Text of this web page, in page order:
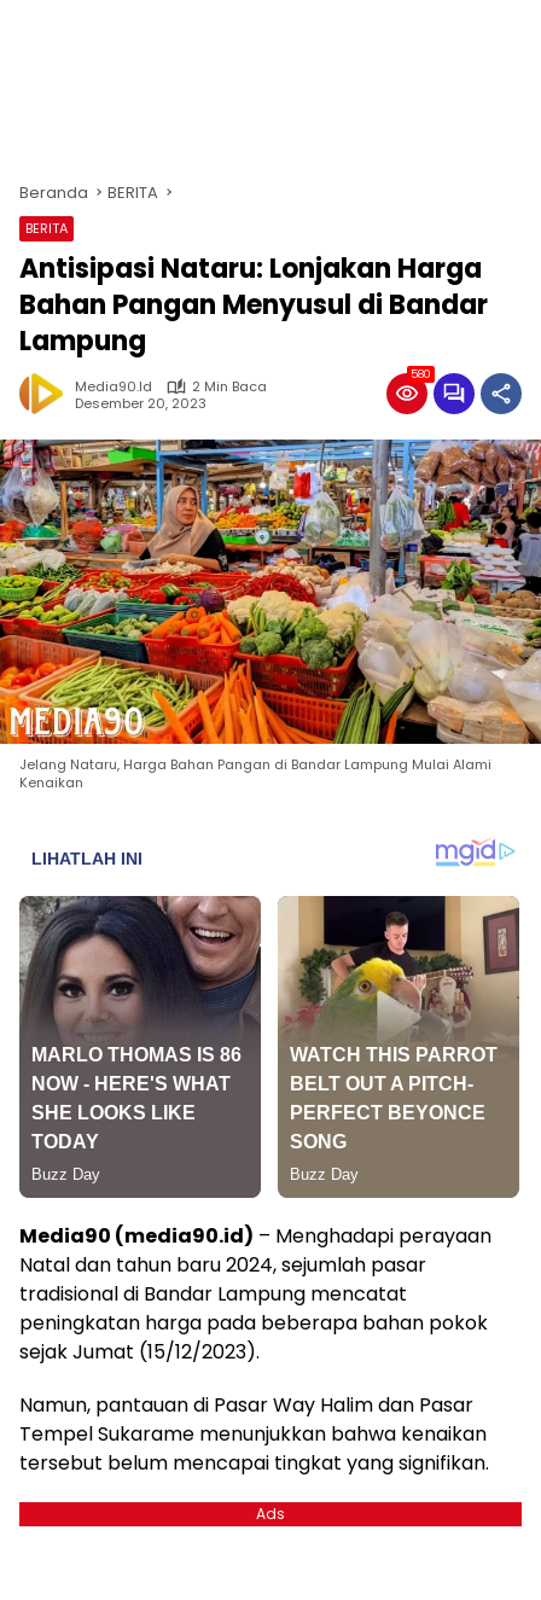
Beranda BERITA
BERITA
Antisipasi Nataru: Lonjakan Harga
Bahan Pangan Menyusul di Bandar
Lampung
Media90.id
2 Min Baca
Desember 20, 2023
580
Jelang Nataru, Harga Bahan Pangan di Bandar Lampung Mulai Alami
Kenaikan
Media90 (media90.id) – Menghadapi perayaan
Natal dan tahun baru 2024, sejumlah pasar
tradisional di Bandar Lampung mencatat
peningkatan harga pada beberapa bahan pokok
sejak Jumat (15/12/2023).
Namun, pantauan di Pasar Way Halim dan Pasar
Tempel Sukarame menunjukkan bahwa kenaikan
tersebut belum mencapai tingkat yang signifikan.
Ads